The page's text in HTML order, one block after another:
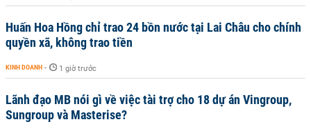
Huấn Hoa Hồng chỉ trao 24 bồn nước tại Lai Châu cho chính
quyền xã, không trao tiền
KINH DOANH - 1 giờ trước
Lãnh đạo MB nói gì về việc tài trợ cho 18 dự án Vingroup,
Sungroup và Masterise?